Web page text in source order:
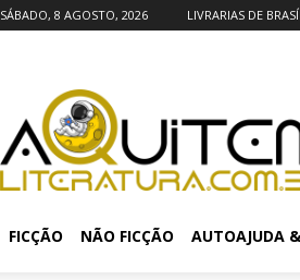
SÁBADO, 8 AGOSTO, 2026 LIVRARIAS DE
FICÇÃO NÃO FICÇÃO AUTOAJUDA